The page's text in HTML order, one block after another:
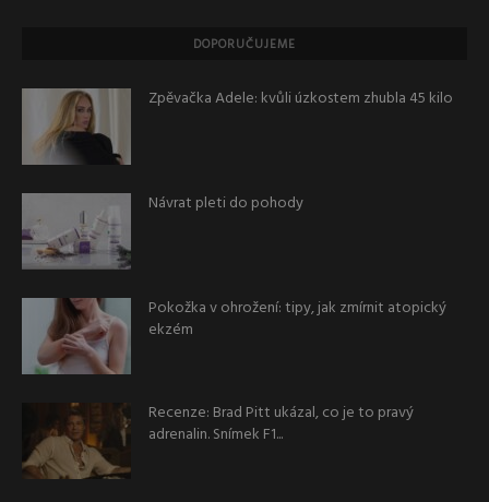
DOPORUČUJEME
Zpěvačka Adele: kvůli úzkostem zhubla 45 kilo
Návrat pleti do pohody
Pokožka v ohrožení: tipy, jak zmírnit atopický
ekzém
Recenze: Brad Pitt ukázal, co je to pravý
adrenalin. Snímek F1...